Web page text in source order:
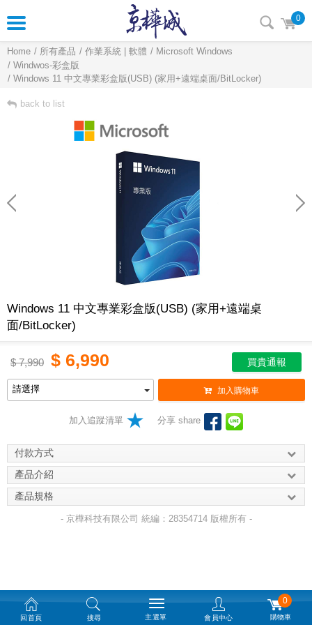
0
Home 所有產品 作業系統 | 軟體
Microsoft Windows
Windwos-彩盒版
Windows 11 中文專業彩盒版(USB) (家用+遠端桌面/BitLocker)
back to list
Windows 11 中文專業彩盒版(USB) (家用+遠端桌
面/BitLocker)
$7,990 $ 6,990 買貴通報
加入購物車
加入追蹤清單 分享 share
付款方式
產品介紹
產品規格
- 京樺科技有限公司 統編：28354714 版權所有 -
回首頁 搜尋 主選單 會員中心
0
購物車